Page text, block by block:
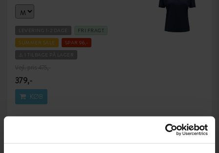
LEVERING 1-2 DAGE
FRI FRAGT
SUMMER SALE
SPAR 96,-
⚠️ 1 TILBAGE PÅ LAGER
379,-
KØB
SPECIFIKATIONER